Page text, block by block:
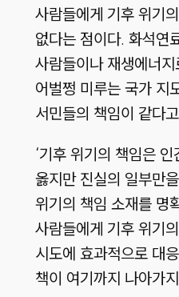
사람들에게 기후 위기
없다는 점이다. 화석연
사람들이나 재생에너
어벌쩡 미루는 국가 지
서민들의 책임이 같다
‘기후 위기의 책임은
옳지만 진실의 일부만
위기의 책임 소재를 명
사람들에게 기후 위기
시도에 효과적으로 대
책이 여기까지 나아가